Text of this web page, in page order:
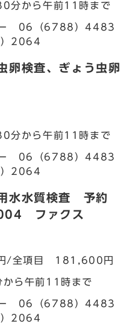
から午前11時まで
ー 06（6788）4483
2064
卵検査、ぎょう虫卵
から午前11時まで
ー 06（6788）4483
2064
水水質検査 予約
ファクス
/全項目 181,600円
ら午前11時まで
ー 06（6788）4483
2064